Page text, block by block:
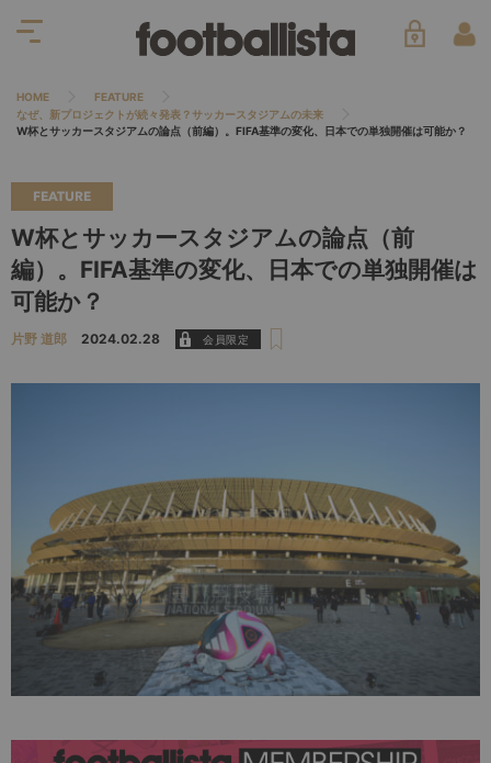
HOME
FEATURE
なぜ、新プロジェクトが続々発表？サッカースタジアムの未来
W杯とサッカースタジアムの論点（前編）。FIFA基準の変化、日本での単独開催は可能か？
FEATURE
W杯とサッカースタジアムの論点（前
編）。FIFA基準の変化、日本での単独開催は
可能か？
片野 道郎 2024.02.28